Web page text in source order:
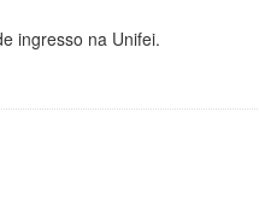
ingresso na Unifei.